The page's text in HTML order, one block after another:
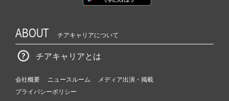
ABOUT チアキャリアについて
チアキャリアとは
会社概要 ニュースルーム
メディア出演・掲載
プライバシーポリシー